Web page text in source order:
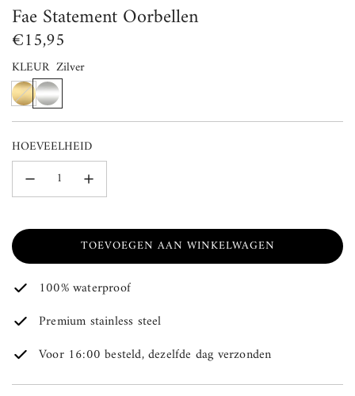
Fae Statement Oorbellen
Normale
prijs
€15,95
KLEUR Zilver
G
o
u
d
Z
i
l
v
e
HOEVEELHEID
TOEVOEGEN AAN WINKELWAGEN
L
.
100% waterproof
Premium stainless steel
Voor 16:00 besteld, dezelfde dag verzonden